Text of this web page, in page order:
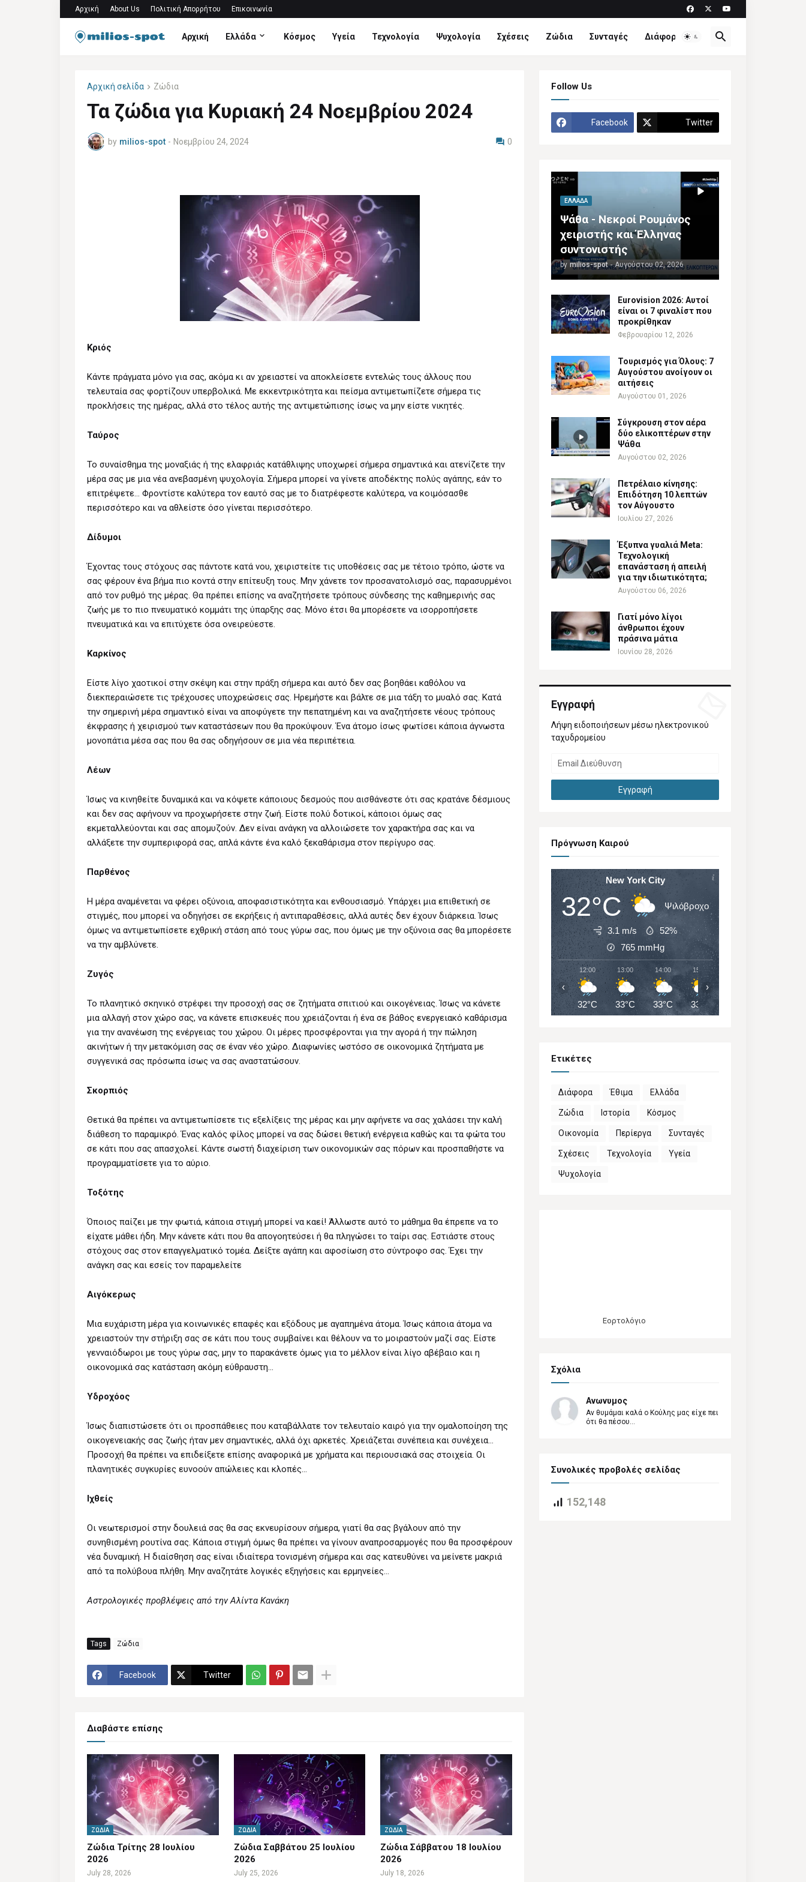
Αρχική About Us Πολιτική Απορρήτου Επικοινωνία
Αρχική Ελλάδα Κόσμος Υγεία Τεχνολογία Ψυχολογία Σχέσεις Ζώδια Συνταγές Διάφορα
Αρχική σελίδα Ζώδια
Τα ζώδια για Κυριακή 24 Νοεμβρίου 2024
by milios-spot - Νοεμβρίου 24, 2024 0
Κριός
Κάντε πράγματα μόνο για σας, ακόμα κι αν χρειαστεί να αποκλείσετε εντελώς τους άλλους που
τελευταία σας φορτίζουν υπερβολικά. Με εκκεντρικότητα και πείσμα αντιμετωπίζετε σήμερα τις
προκλήσεις της ημέρας, αλλά στο τέλος αυτής της αντιμετώπισης ίσως να μην είστε νικητές.
Ταύρος
Το συναίσθημα της μοναξιάς ή της ελαφριάς κατάθλιψης υποχωρεί σήμερα σημαντικά και ατενίζετε την
μέρα σας με μια νέα ανεβασμένη ψυχολογία. Σήμερα μπορεί να γίνετε αποδέκτης πολύς αγάπης, εάν το
επιτρέψετε… Φροντίστε καλύτερα τον εαυτό σας με το διατρέφεστε καλύτερα, να κοιμόσασθε
περισσότερο και να αθλείστε όσο γίνεται περισσότερο.
Δίδυμοι
Έχοντας τους στόχους σας πάντοτε κατά νου, χειριστείτε τις υποθέσεις σας με τέτοιο τρόπο, ώστε να
σας φέρουν ένα βήμα πιο κοντά στην επίτευξη τους. Μην χάνετε τον προσανατολισμό σας, παρασυρμένοι
από τον ρυθμό της μέρας. Θα πρέπει επίσης να αναζητήσετε τρόπους σύνδεσης της καθημερινής σας
ζωής με το πιο πνευματικό κομμάτι της ύπαρξης σας. Μόνο έτσι θα μπορέσετε να ισορροπήσετε
πνευματικά και να επιτύχετε όσα ονειρεύεστε.
Καρκίνος
Είστε λίγο χαοτικοί στην σκέψη και στην πράξη σήμερα και αυτό δεν σας βοηθάει καθόλου να
διεκπεραιώσετε τις τρέχουσες υποχρεώσεις σας. Ηρεμήστε και βάλτε σε μια τάξη το μυαλό σας. Κατά
την σημερινή μέρα σημαντικό είναι να αποφύγετε την πεπατημένη και να αναζητήσετε νέους τρόπους
έκφρασης ή χειρισμού των καταστάσεων που θα προκύψουν. Ένα άτομο ίσως φωτίσει κάποια άγνωστα
μονοπάτια μέσα σας που θα σας οδηγήσουν σε μια νέα περιπέτεια.
Λέων
Ίσως να κινηθείτε δυναμικά και να κόψετε κάποιους δεσμούς που αισθάνεστε ότι σας κρατάνε δέσμιους
και δεν σας αφήνουν να προχωρήσετε στην ζωή. Είστε πολύ δοτικοί, κάποιοι όμως σας
εκμεταλλεύονται και σας απομυζούν. Δεν είναι ανάγκη να αλλοιώσετε τον χαρακτήρα σας και να
αλλάξετε την συμπεριφορά σας, απλά κάντε ένα καλό ξεκαθάρισμα στον περίγυρο σας.
Παρθένος
Η μέρα αναμένεται να φέρει οξύνοια, αποφασιστικότητα και ενθουσιασμό. Υπάρχει μια επιθετική σε
στιγμές, που μπορεί να οδηγήσει σε εκρήξεις ή αντιπαραθέσεις, αλλά αυτές δεν έχουν διάρκεια. Ίσως
όμως να αντιμετωπίσετε εχθρική στάση από τους γύρω σας, που όμως με την οξύνοια σας θα μπορέσετε
να την αμβλύνετε.
Ζυγός
Το πλανητικό σκηνικό στρέφει την προσοχή σας σε ζητήματα σπιτιού και οικογένειας. Ίσως να κάνετε
μια αλλαγή στον χώρο σας, να κάνετε επισκευές που χρειάζονται ή ένα σε βάθος ενεργειακό καθάρισμα
για την ανανέωση της ενέργειας του χώρου. Οι μέρες προσφέρονται για την αγορά ή την πώληση
ακινήτων ή την μετακόμιση σας σε έναν νέο χώρο. Διαφωνίες ωστόσο σε οικονομικά ζητήματα με
συγγενικά σας πρόσωπα ίσως να σας αναστατώσουν.
Σκορπιός
Θετικά θα πρέπει να αντιμετωπίσετε τις εξελίξεις της μέρας και μην αφήνετε να σας χαλάσει την καλή
διάθεση το παραμικρό. Ένας καλός φίλος μπορεί να σας δώσει θετική ενέργεια καθώς και τα φώτα του
σε κάτι που σας απασχολεί. Κάντε σωστή διαχείριση των οικονομικών σας πόρων και προσπαθήστε να
προγραμματίσετε για το αύριο.
Τοξότης
Όποιος παίζει με την φωτιά, κάποια στιγμή μπορεί να καεί! Άλλωστε αυτό το μάθημα θα έπρεπε να το
είχατε μάθει ήδη. Μην κάνετε κάτι που θα απογοητεύσει ή θα πληγώσει το ταίρι σας. Εστιάστε στους
στόχους σας στον επαγγελματικό τομέα. Δείξτε αγάπη και αφοσίωση στο σύντροφο σας. Έχει την
ανάγκη σας και εσείς τον παραμελείτε
Αιγόκερως
Μια ευχάριστη μέρα για κοινωνικές επαφές και εξόδους με αγαπημένα άτομα. Ίσως κάποια άτομα να
χρειαστούν την στήριξη σας σε κάτι που τους συμβαίνει και θέλουν να το μοιραστούν μαζί σας. Είστε
γενναιόδωροι με τους γύρω σας, μην το παρακάνετε όμως για το μέλλον είναι λίγο αβέβαιο και η
οικονομικά σας κατάσταση ακόμη εύθραυστη…
Υδροχόος
Ίσως διαπιστώσετε ότι οι προσπάθειες που καταβάλλατε τον τελευταίο καιρό για την ομαλοποίηση της
οικογενειακής σας ζωής ήταν μεν σημαντικές, αλλά όχι αρκετές. Χρειάζεται συνέπεια και συνέχεια…
Προσοχή θα πρέπει να επιδείξετε επίσης αναφορικά με χρήματα και περιουσιακά σας στοιχεία. Οι
πλανητικές συγκυρίες ευνοούν απώλειες και κλοπές…
Ιχθείς
Οι νεωτερισμοί στην δουλειά σας θα σας εκνευρίσουν σήμερα, γιατί θα σας βγάλουν από την
συνηθισμένη ρουτίνα σας. Κάποια στιγμή όμως θα πρέπει να γίνουν αναπροσαρμογές που θα προσφέρουν
νέα δυναμική. Η διαίσθηση σας είναι ιδιαίτερα τονισμένη σήμερα και σας κατευθύνει να μείνετε μακριά
από τα πολύβουα πλήθη. Μην αναζητάτε λογικές εξηγήσεις και ερμηνείες…
Αστρολογικές προβλέψεις από την Αλίντα Κανάκη
Tags Ζώδια
Facebook Twitter
Διαβάστε επίσης
ΖΏΔΙΑ
Ζώδια Τρίτης 28 Ιουλίου
2026
July 28, 2026
ΖΏΔΙΑ
Ζώδια Σαββάτου 25 Ιουλίου
2026
July 25, 2026
ΖΏΔΙΑ
Ζώδια Σάββατου 18 Ιουλίου
2026
July 18, 2026
Follow Us
Facebook Twitter
ΕΛΛΆΔΑ
Ψάθα - Νεκροί Ρουμάνος
χειριστής και Έλληνας
συντονιστής
by milios-spot - Αυγούστου 02, 2026
Eurovision 2026: Αυτοί
είναι οι 7 φιναλίστ που
προκρίθηκαν
Φεβρουαρίου 12, 2026
Τουρισμός για Όλους: 7
Αυγούστου ανοίγουν οι
αιτήσεις
Αυγούστου 01, 2026
Σύγκρουση στον αέρα
δύο ελικοπτέρων στην
Ψάθα
Αυγούστου 02, 2026
Πετρέλαιο κίνησης:
Επιδότηση 10 λεπτών
τον Αύγουστο
Ιουλίου 27, 2026
Έξυπνα γυαλιά Meta:
Τεχνολογική
επανάσταση ή απειλή
για την ιδιωτικότητα;
Αυγούστου 06, 2026
Γιατί μόνο λίγοι
άνθρωποι έχουν
πράσινα μάτια
Ιουνίου 28, 2026
Εγγραφή
Λήψη ειδοποιήσεων μέσω ηλεκτρονικού
ταχυδρομείου
Πρόγνωση Καιρού
New York City
32°C Ψιλόβροχο
3.1 m/s
52%
765 mmHg
12:00
32°C
13:00
33°C
14:00
33°C
15:00
33°C
‹ ›
Ετικέτες
Διάφορα Έθιμα Ελλάδα
Ζώδια Ιστορία Κόσμος
Οικονομία Περίεργα Συνταγές
Σχέσεις Τεχνολογία Υγεία
Ψυχολογία
Εορτολόγιο
Σχόλια
Ανωνυμος
Αν θυμάμαι καλά ο Κούλης μας είχε πει
ότι θα πέσου...
Συνολικές προβολές σελίδας
152,148